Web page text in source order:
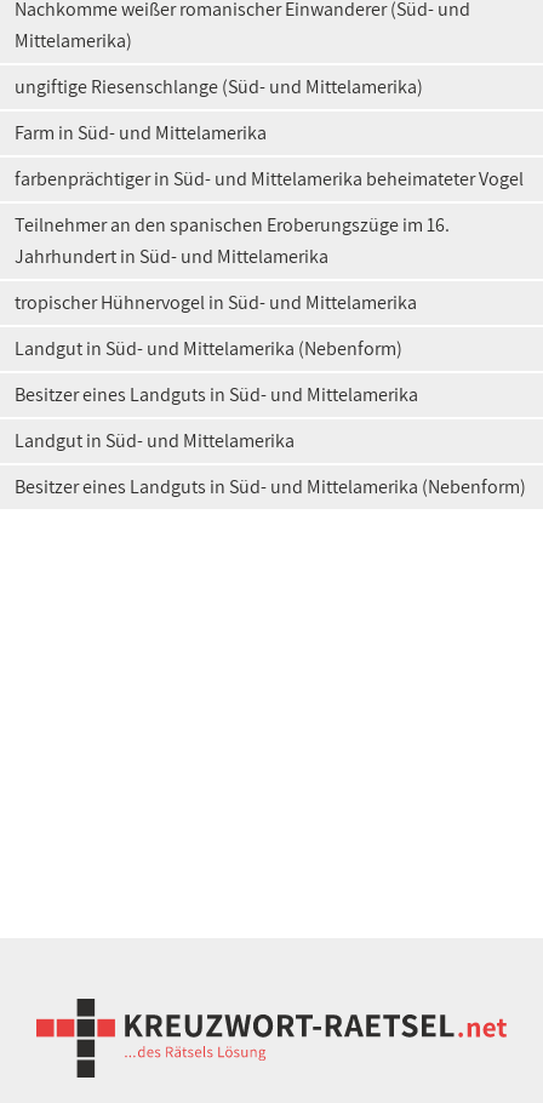
Nachkomme weißer romanischer Einwanderer (Süd- und
Mittelamerika)
ungiftige Riesenschlange (Süd- und Mittelamerika)
Farm in Süd- und Mittelamerika
farbenprächtiger in Süd- und Mittelamerika beheimateter Vogel
Teilnehmer an den spanischen Eroberungszüge im 16.
Jahrhundert in Süd- und Mittelamerika
tropischer Hühnervogel in Süd- und Mittelamerika
Landgut in Süd- und Mittelamerika (Nebenform)
Besitzer eines Landguts in Süd- und Mittelamerika
Landgut in Süd- und Mittelamerika
Besitzer eines Landguts in Süd- und Mittelamerika (Nebenform)